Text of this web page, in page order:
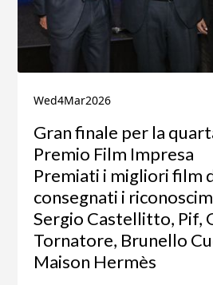
Wed4Mar2026
Gran finale per la
Premio Film Impresa
Premiati i migliori film
consegnati i
Sergio Castellitto, Pif,
Tornatore, Brunello
Maison Hermès